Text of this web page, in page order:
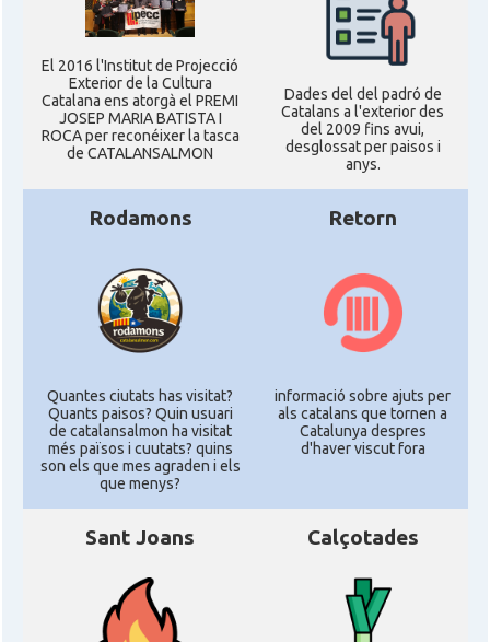
El 2016 l'Institut de Projecció
Exterior de la Cultura
Catalana ens atorgà el PREMI
JOSEP MARIA BATISTA I
ROCA per reconéixer la tasca
de CATALANSALMON
Dades del del padró de
Catalans a l'exterior des
del 2009 fins avui,
desglossat per paisos i
anys.
Rodamons
Quantes ciutats has visitat?
Quants paisos? Quin usuari
de catalansalmon ha visitat
més països i cuutats? quins
son els que mes agraden i els
que menys?
Retorn
informació sobre ajuts per
als catalans que tornen a
Catalunya despres
d'haver viscut fora
Sant Joans Calçotades